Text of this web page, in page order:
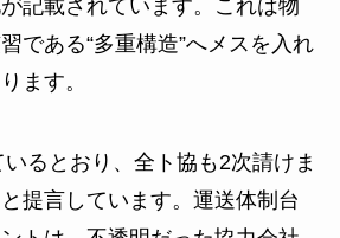
記載されています。これは物
である“多重構造”へメスを入れ
ます。
るとおり、全ト協も2次請けま
提言しています。運送体制台